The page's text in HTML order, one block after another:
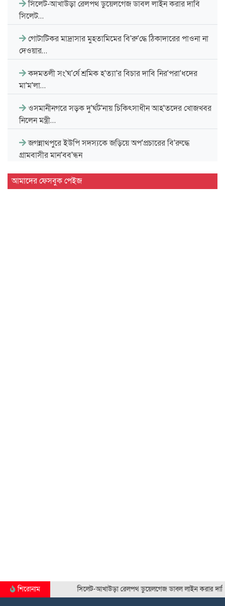
সিলেট-আখাউড়া রেলপথ ডুয়েলগেজ ডাবল লাইন করার দাবি
সিলেট…
গোটাটিকর মাদ্রাসার মুহতামিমের বি'রু'দ্ধে ঠিকাদারের পাওনা না
দেওয়ার…
কদমতলী সং'ঘ'র্ষে শ্রমিক হ'ত্যা'র বিচার দাবি নির'পরা'ধদের
মা'ম'লা…
ওসমানীনগরে সড়ক দু'র্ঘট'নায় চিকিৎসাধীন আহ'তদের খোজখবর
নিলেন মন্ত্রী…
জগন্নাথপুরে ইউপি সদস্যকে জড়িয়ে অপ'প্রচারের বি'রুদ্ধে
গ্রামবাসীর মান'বব'ন্ধন
সিলেট বিভাগীয় সরকারি গণগ্রন্থাগারের জুলাই গণঅভ্যুত্থান দিবস
পালন…
আমাদের ফেসবুক পেইজ
শিরোনাম সিলেট-আখাউড়া রেলপথ ডুয়েলগেজ ডাবল লাইন করার দাবি